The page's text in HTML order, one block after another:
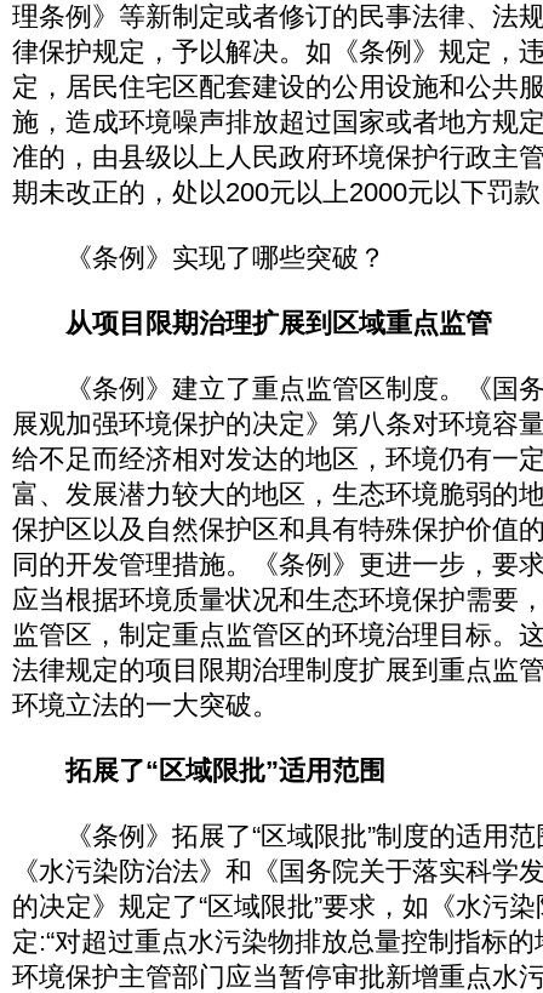
理条例》等新制定或者修订的民事法律、法
律保护规定，予以解决。如《条例》规定，
定，居民住宅区配套建设的公用设施和公共
施，造成环境噪声排放超过国家或者地方规
准的，由县级以上人民政府环境保护行政主
期未改正的，处以200元以上2000元以下罚
《条例》实现了哪些突破？
从项目限期治理扩展到区域重点监管
《条例》建立了重点监管区制度。《国
展观加强环境保护的决定》第八条对环境容
给不足而经济相对发达的地区，环境仍有一
富、发展潜力较大的地区，生态环境脆弱的
保护区以及自然保护区和具有特殊保护价值
同的开发管理措施。《条例》更进一步，要
应当根据环境质量状况和生态环境保护需要
监管区，制定重点监管区的环境治理目标。
法律规定的项目限期治理制度扩展到重点监
环境立法的一大突破。
拓展了“区域限批”适用范围
《条例》拓展了“区域限批”制度的适用范
《水污染防治法》和《国务院关于落实科学
的决定》规定了“区域限批”要求，如《水污
定:“对超过重点水污染物排放总量控制指标
环境保护主管部门应当暂停审批新增重点水